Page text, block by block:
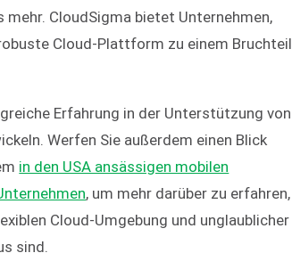
mehr. CloudSigma bietet Unternehmen,
Cloud-Plattform zu einem Bruchteil
Erfahrung in der Unterstützung von
Werfen Sie außerdem einen Blick
in den USA ansässigen mobilen
, um mehr darüber zu erfahren,
Cloud-Umgebung und unglaublicher
sind.